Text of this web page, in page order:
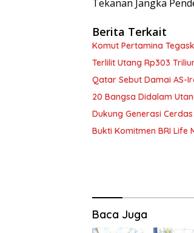
Tekanan Jangka
Berita Terkait
Komut Pertamina
Terlilit Utang Rp303
Qatar Sebut Damai AS-
20 Bangsa Didalam
Dukung Generasi
Bukti Komitmen BRI Life
Baca Juga